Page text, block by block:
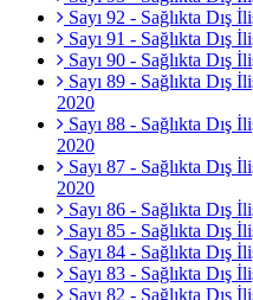
Sayı 92 - Sağlıkta Dış
Sayı 91 - Sağlıkta
Sayı 90 - Sağlıkta
Sayı 89 - Sağlıkta Dış
2020
Sayı 88 - Sağlıkta Dış
2020
Sayı 87 - Sağlıkta Dış
2020
Sayı 86 - Sağlıkta Dış
Sayı 85 - Sağlıkta Dış
Sayı 84 - Sağlıkta
Sayı 83 - Sağlıkta Dış
Sayı 82 - Sağlıkta Dış